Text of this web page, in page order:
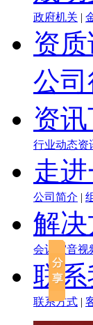
政府机关 |
资
公
资
行业动态资
走
公司简介 |
解
会议室音视
联系
联系方式 |